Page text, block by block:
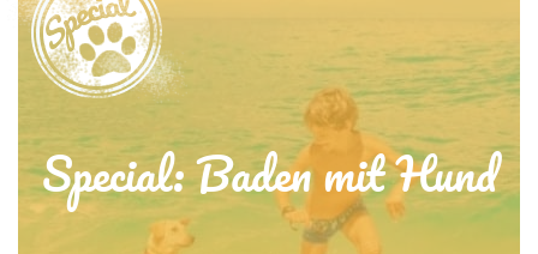
Special: Baden mit Hund